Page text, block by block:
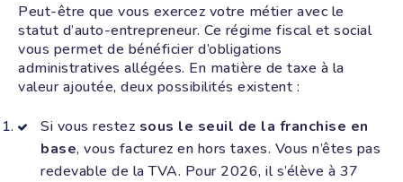
Peut-être que vous exercez votre métier avec le
statut d’auto-entrepreneur. Ce régime fiscal et social
vous permet de bénéficier d’obligations
administratives allégées. En matière de taxe à la
valeur ajoutée, deux possibilités existent :
Si vous restez sous le seuil de la franchise en
base, vous facturez en hors taxes. Vous n’êtes pas
redevable de la TVA. Pour 2026, il s’élève à 37